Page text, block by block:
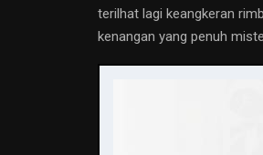
terilhat lagi keangkeran
kenangan yang penuh